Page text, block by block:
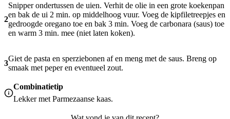
2
Snipper ondertussen de uien. Verhit de olie in een grote koekenpan
en bak de ui 2 min. op middelhoog vuur. Voeg de kipfiletreepjes en
gedroogde oregano toe en bak 3 min. Voeg de carbonara (saus) toe
en warm 3 min. mee (niet laten koken).
3
Giet de pasta en sperziebonen af en meng met de saus. Breng op
smaak met peper en eventueel zout.
Combinatietip
Lekker met Parmezaanse kaas.